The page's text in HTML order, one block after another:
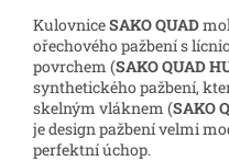
KulovniceSAKO QUAD
ořechového pažbení s
povrchem (SAKO QUAD
synthetického pažbení,
skelným vláknem (SAKO
je design pažbení velmi
perfektní úchop.